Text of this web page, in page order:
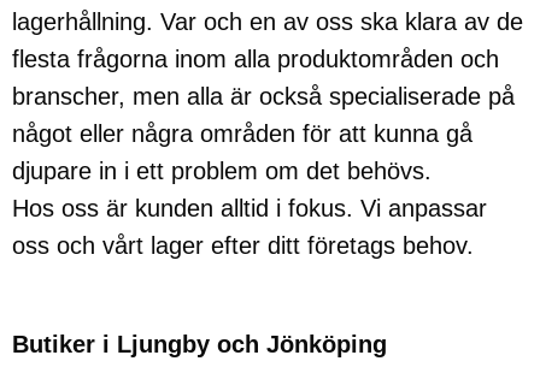
lagerhållning. Var och en av oss ska klara av de
flesta frågorna inom alla produktområden och
branscher, men alla är också specialiserade på
något eller några områden för att kunna gå
djupare in i ett problem om det behövs.
Hos oss är kunden alltid i fokus. Vi anpassar
oss och vårt lager efter ditt företags behov.
Butiker i Ljungby och Jönköping